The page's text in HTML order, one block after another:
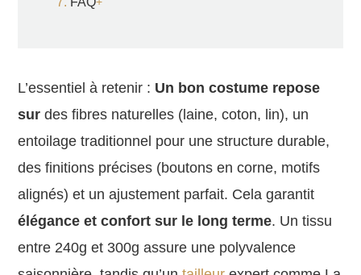
L’essentiel à retenir : Un bon costume repose
sur des fibres naturelles (laine, coton, lin), un
entoilage traditionnel pour une structure durable,
des finitions précises (boutons en corne, motifs
alignés) et un ajustement parfait. Cela garantit
élégance et confort sur le long terme. Un tissu
entre 240g et 300g assure une polyvalence